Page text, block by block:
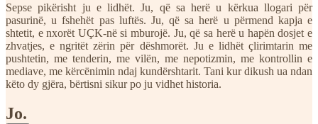
Sepse pikërisht ju e lidhët. Ju, që sa herë u kërkua llogari për
pasurinë, u fshehët pas luftës. Ju, që sa herë u përmend kapja e
shtetit, e nxorët UÇK-në si mburojë. Ju, që sa herë u hapën dosjet e
zhvatjes, e ngritët zërin për dëshmorët. Ju e lidhët çlirimtarin me
pushtetin, me tenderin, me vilën, me nepotizmin, me kontrollin e
mediave, me kërcënimin ndaj kundërshtarit. Tani kur dikush ua ndan
këto dy gjëra, bërtisni sikur po ju vidhet historia.
Jo.